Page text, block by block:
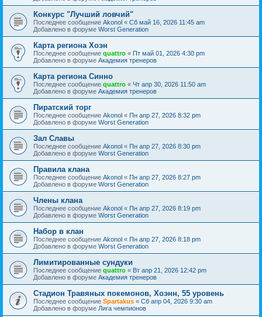
Конкурс "Лучший ловчий"
Последнее сообщение Akonol « Сб май 16, 2026 11:45 am
Добавлено в форуме Worst Generation
Карта региона Хоэн
Последнее сообщение quattro « Пт май 01, 2026 4:30 pm
Добавлено в форуме Академия тренеров
Карта региона Синно
Последнее сообщение quattro « Чт апр 30, 2026 11:50 am
Добавлено в форуме Академия тренеров
Пиратский торг
Последнее сообщение Akonol « Пн апр 27, 2026 8:32 pm
Добавлено в форуме Worst Generation
Зал Славы
Последнее сообщение Akonol « Пн апр 27, 2026 8:30 pm
Добавлено в форуме Worst Generation
Правила клана
Последнее сообщение Akonol « Пн апр 27, 2026 8:27 pm
Добавлено в форуме Worst Generation
Члены клана
Последнее сообщение Akonol « Пн апр 27, 2026 8:19 pm
Добавлено в форуме Worst Generation
Набор в клан
Последнее сообщение Akonol « Пн апр 27, 2026 8:18 pm
Добавлено в форуме Worst Generation
Лимитированные сундуки
Последнее сообщение quattro « Вт апр 21, 2026 12:42 pm
Добавлено в форуме Академия тренеров
Стадион Травяных покемонов, Хоэнн, 55 уровень
Последнее сообщение Spartakus « Сб апр 04, 2026 9:30 am
Добавлено в форуме Лига чемпионов